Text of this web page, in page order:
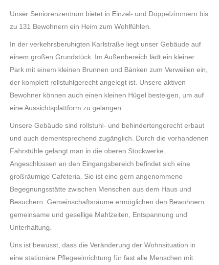
Unser Seniorenzentrum bietet in Einzel- und Doppelzimmern bis
zu 131 Bewohnern ein Heim zum Wohlfühlen.
In der verkehrsberuhigten Karlstraße liegt unser Gebäude auf
einem großen Grundstück. Im Außenbereich lädt ein kleiner
Park mit einem kleinen Brunnen und Bänken zum Verweilen ein,
der komplett rollstuhlgerecht angelegt ist. Unsere aktiven
Bewohner können auch einen kleinen Hügel besteigen, um auf
eine Aussichtsplattform zu gelangen.
Unsere Gebäude sind rollstuhl- und behindertengerecht erbaut
und auch dementsprechend zugänglich. Durch die vorhandenen
Fahrstühle gelangt man in die oberen Stockwerke.
Angeschlossen an den Eingangsbereich befindet sich eine
großräumige Cafeteria. Sie ist eine gern angenommene
Begegnungsstätte zwischen Menschen aus dem Haus und
Besuchern. Gemeinschaftsräume ermöglichen den Bewohnern
gemeinsame und gesellige Mahlzeiten, Entspannung und
Unterhaltung.
Uns ist bewusst, dass die Veränderung der Wohnsituation in
eine stationäre Pflegeeinrichtung für fast alle Menschen mit